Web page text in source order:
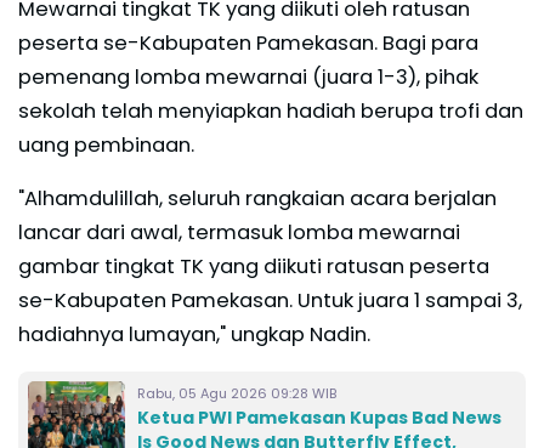
Mewarnai tingkat TK yang diikuti oleh ratusan
peserta se-Kabupaten Pamekasan. Bagi para
pemenang lomba mewarnai (juara 1-3), pihak
sekolah telah menyiapkan hadiah berupa trofi dan
uang pembinaan.
"Alhamdulillah, seluruh rangkaian acara berjalan
lancar dari awal, termasuk lomba mewarnai
gambar tingkat TK yang diikuti ratusan peserta
se-Kabupaten Pamekasan. Untuk juara 1 sampai 3,
hadiahnya lumayan," ungkap Nadin.
Rabu, 05 Agu 2026 09:28 WIB
Ketua PWI Pamekasan Kupas Bad News
Is Good News dan Butterfly Effect,